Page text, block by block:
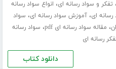
، تفکر و سواد رسانه ای، انواع سواد رسانه
رسانه ای،آموزش سواد رسانه ای، سواد
، مقاله سواد رسانه ای pdf ، سواد رسانه
رسانه ای
دانلود کتاب